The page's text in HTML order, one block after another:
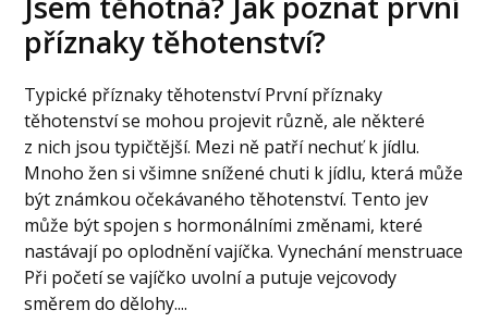
příznaky těhotenství?
Typické příznaky těhotenství První příznaky
těhotenství se mohou projevit různě, ale některé
z nich jsou typičtější. Mezi ně patří nechuť k jídlu.
Mnoho žen si všimne snížené chuti k jídlu, která může
být známkou očekávaného těhotenství. Tento jev
může být spojen s hormonálními změnami, které
nastávají po oplodnění vajíčka. Vynechání menstruace
Při početí se vajíčko uvolní a putuje vejcovody
směrem do dělohy....